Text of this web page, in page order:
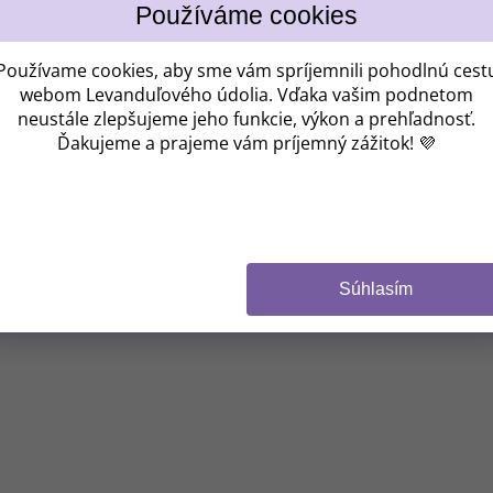
cookies, aby sme vám spríjemnili pohodlnú
webom Levanduľového údolia. Vďaka vašim podnetom
neustále zlepšujeme jeho funkcie, výkon a prehľadnosť.
Ďakujeme a prajeme vám príjemný zážitok! 💜
Súhlasím
Kam vám máme
(Zľavu je možné
Z odberu sa